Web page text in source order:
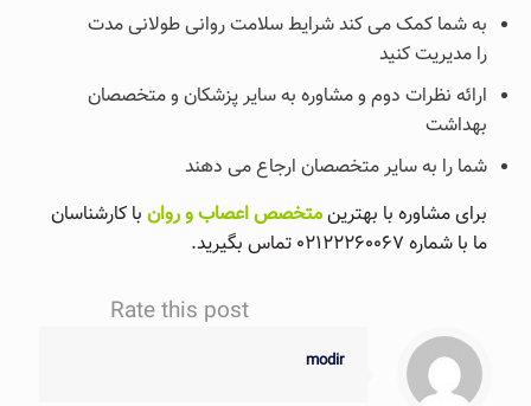
به شما کمک می کند شرایط سلامت روانی طولانی مدت
را مدیریت کنید
ارائه نظرات دوم و مشاوره به سایر پزشکان و متخصصان
بهداشت
شما را به سایر متخصصان ارجاع می دهند
برای مشاوره با بهترینمتخصص اعصاب و روانبا کارشناسان
ما با شماره ۰۲۱۲۲۲۶۰۰۶۷ تماس بگیرید.
Rate this post
modir